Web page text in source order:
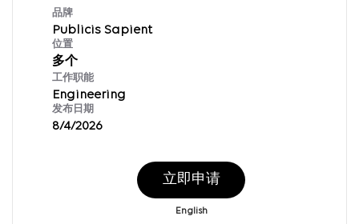
品牌
Publicis Sapient
位置
多个
工作职能
Engineering
发布日期
8/4/2026
立即申请
English